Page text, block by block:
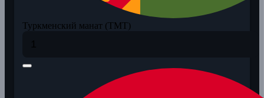
Туркменский манат (TMT)